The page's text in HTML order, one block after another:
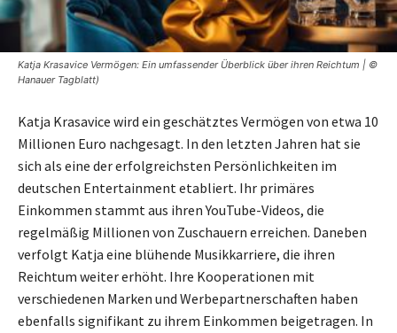
Katja Krasavice Vermögen: Ein umfassender Überblick über ihren Reichtum | ©
Hanauer Tagblatt)
Katja Krasavice wird ein geschätztes Vermögen von etwa 10
Millionen Euro nachgesagt. In den letzten Jahren hat sie
sich als eine der erfolgreichsten Persönlichkeiten im
deutschen Entertainment etabliert. Ihr primäres
Einkommen stammt aus ihren YouTube-Videos, die
regelmäßig Millionen von Zuschauern erreichen. Daneben
verfolgt Katja eine blühende Musikkarriere, die ihren
Reichtum weiter erhöht. Ihre Kooperationen mit
verschiedenen Marken und Werbepartnerschaften haben
ebenfalls signifikant zu ihrem Einkommen beigetragen. In